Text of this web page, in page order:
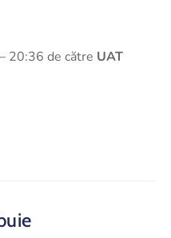
20:36 de către UAT